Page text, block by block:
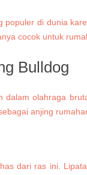
di dunia
cocok untuk
Bulldog
dalam olahraga
anjing
dari ras ini.